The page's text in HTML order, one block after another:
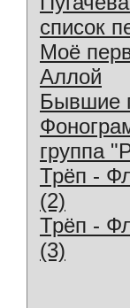
список
Моё
Аллой
Бывшие
группа
Трёп -
(2)
Трёп -
(3)